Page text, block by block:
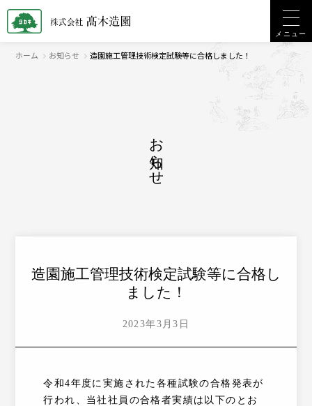
メニュー
ホーム お知らせ 造園施工管理技術検定試験等に合格しました！
お知らせ
造園施工管理技術検定試験等に合格し
ました！
2023年3月3日
令和4年度に実施された各種試験の合格発表が
行われ、当社社員の合格者実績は以下のとお